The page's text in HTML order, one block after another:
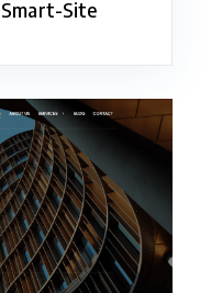
Site